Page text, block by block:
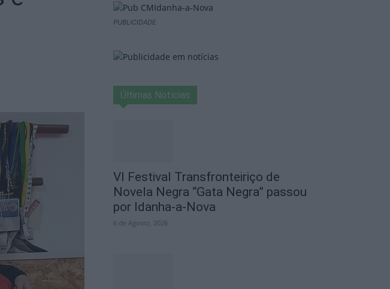
PUBLICIDADE
Últimas Notícias
VI Festival Transfronteiriço de
Novela Negra “Gata Negra” passou
por Idanha-a-Nova
6 de Agosto, 2026